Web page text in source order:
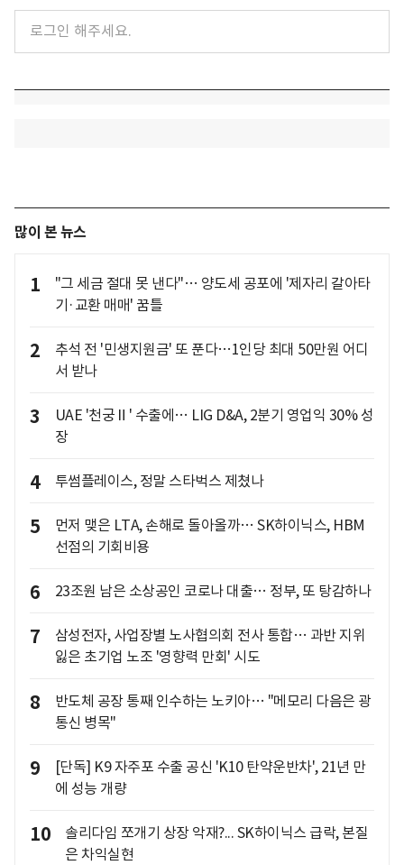
많이 본 뉴스
1
"그 세금 절대 못 낸다"… 양도세 공포에 '제자리 갈아타
기·교환 매매' 꿈틀
2
추석 전 '민생지원금' 또 푼다…1인당 최대 50만원 어디
서 받나
3
UAE '천궁Ⅱ' 수출에… LIG D&A, 2분기 영업익 30% 성
장
4 투썸플레이스, 정말 스타벅스 제쳤나
5
먼저 맺은 LTA, 손해로 돌아올까… SK하이닉스, HBM
선점의 기회비용
6 23조원 남은 소상공인 코로나 대출… 정부, 또 탕감하나
7
삼성전자, 사업장별 노사협의회 전사 통합… 과반 지위
잃은 초기업 노조 '영향력 만회' 시도
8
반도체 공장 통째 인수하는 노키아… "메모리 다음은 광
통신 병목"
9
[단독] K9 자주포 수출 공신 'K10 탄약운반차', 21년 만
에 성능 개량
10
솔리다임 쪼개기 상장 악재?... SK하이닉스 급락, 본질
은 차익실현